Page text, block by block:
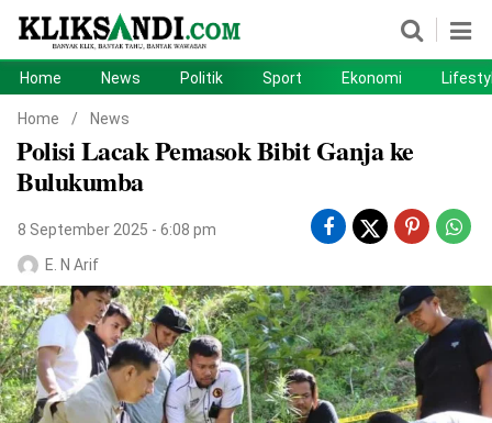
Politik Sport
Home News Politik Sport Ekonomi
Home / News
Polisi Lacak Pemasok Bibit Ganja ke
Bulukumba
8 September 2025 - 6:08 pm
E. N Arif